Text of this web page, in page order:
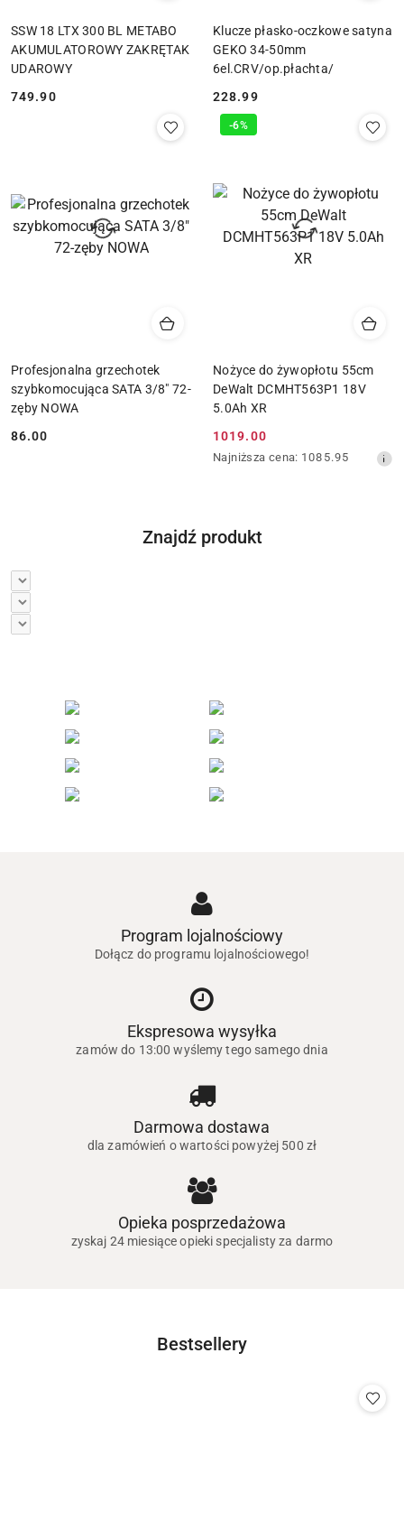
SSW 18 LTX 300 BL METABO
AKUMULATOROWY ZAKRĘTAK
UDAROWY
Cena:
749.90
Klucze płasko-oczkowe satyna
GEKO 34-50mm
6el.CRV/op.płachta/
Cena:
228.99
Profesjonalna grzechotek
szybkomocująca SATA 3/8" 72-
zęby NOWA
Cena:
86.00
Nożyce do żywopłotu 55cm
DeWalt DCMHT563P1 18V
5.0Ah XR
Cena
promocyjna:
1019.00
Najniższa
przed
Najniższa cena: 1085.95
-6%
Znajdź produkt
Program lojalnościowy
Dołącz do programu lojalnościowego!
Ekspresowa wysyłka
zamów do 13:00 wyślemy tego samego dnia
Darmowa dostawa
dla zamówień o wartości powyżej 500 zł
Opieka posprzedażowa
zyskaj 24 miesiące opieki specjalisty za darmo
Pomiń karuzelę produktów
Produkty
Bestsellery